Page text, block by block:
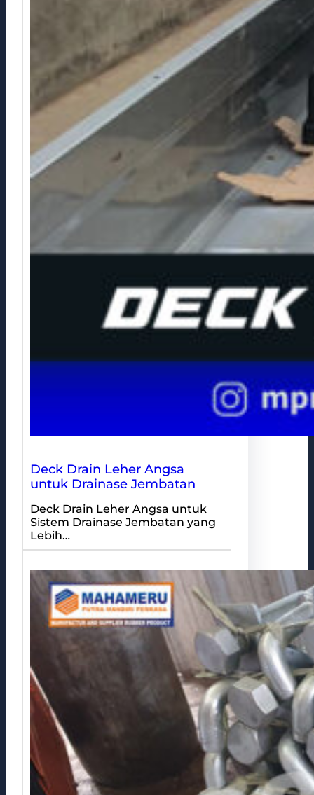
Deck Drain Leher Angsa
untuk Drainase Jembatan
Deck Drain Leher Angsa untuk
Sistem Drainase Jembatan yang
Lebih…